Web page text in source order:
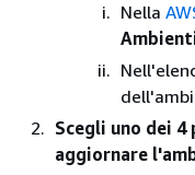
Nella
Scegli uno dei 4
aggiornare